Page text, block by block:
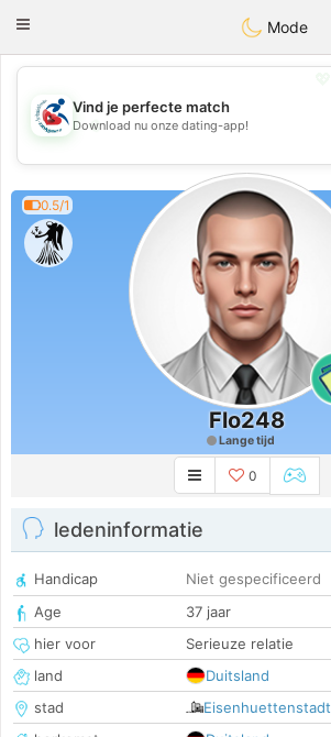
Handi Space
Toggle
Mode
💖
💕
Vind je perfecte match
Download nu onze dating-app!
0.5/1
Flo248
Lange tijd
0
ledeninformatie
Handicap
Niet gespecificeerd
Age
37 jaar
hier voor
Serieuze relatie
land
Duitsland
stad
Eisenhuettenstadt